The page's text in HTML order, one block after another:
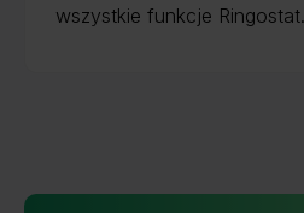
wszystkie funkcje Ringostat.